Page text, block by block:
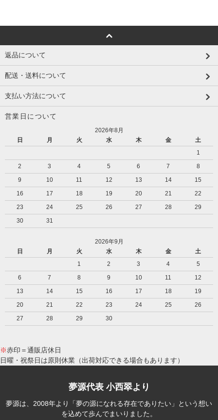
返品について
配送・送料について
支払い方法について
営業日について
2026年8月
日
月 火 水 木 金
土
1
2
3 4 5 6 7
8
9
10 11 12 13 14
15
16
17 18 19 20 21
22
23
24 25 26 27 28
29
30
31
2026年9月
日
月 火 水 木 金
土
1
2 3 4
5
6
7 8 9 10 11
12
13
14 15 16 17 18
19
20
21 22 23 24 25
26
27
28 29 30
※赤印＝通販店休日
日曜・祝祭日は原則休業（出荷対応できる場合もあります）
夢源代表 小西翠より
夢源は、2008年より「夢の源になれる存在でありたい」という想い
を込めて歩んでまいりました。